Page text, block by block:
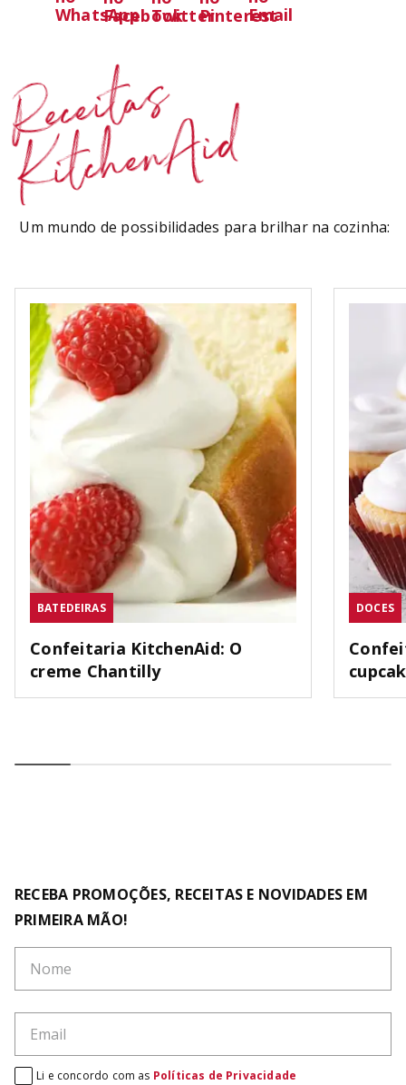
Receitas
KitchenAid
Um mundo de possibilidades para brilhar na cozinha:
BATEDEIRAS
Confeitaria KitchenAid: O
creme Chantilly
DOCES
RECEBA PROMOÇÕES, RECEITAS E NOVIDADES EM
PRIMEIRA MÃO!
Li e concordo com as Políticas de Privacidade